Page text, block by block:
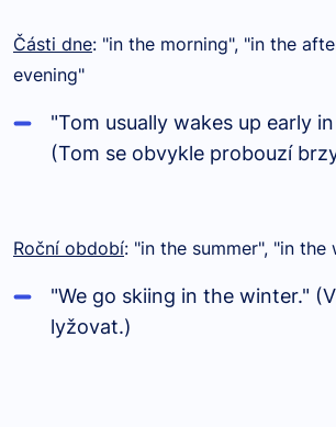
Části dne: "in the morning", "in the
evening"
"Tom usually wakes up early
(Tom se obvykle probouzí
Roční období: "in the summer", "in the
"We go skiing in the winter."
lyžovat.)